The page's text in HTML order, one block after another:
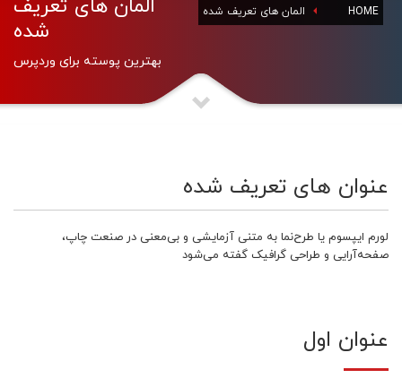
HOME المان های تعریف شده
المان های تعریف
شده
بهترین پوسته برای وردپرس
عنوان های تعریف شده
لورم ایپسوم یا طرح‌نما به متنی آزمایشی و بی‌معنی در صنعت چاپ،
صفحه‌آرایی و طراحی گرافیک گفته می‌شود
عنوان اول